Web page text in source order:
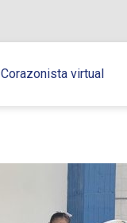
Corazonista virtual